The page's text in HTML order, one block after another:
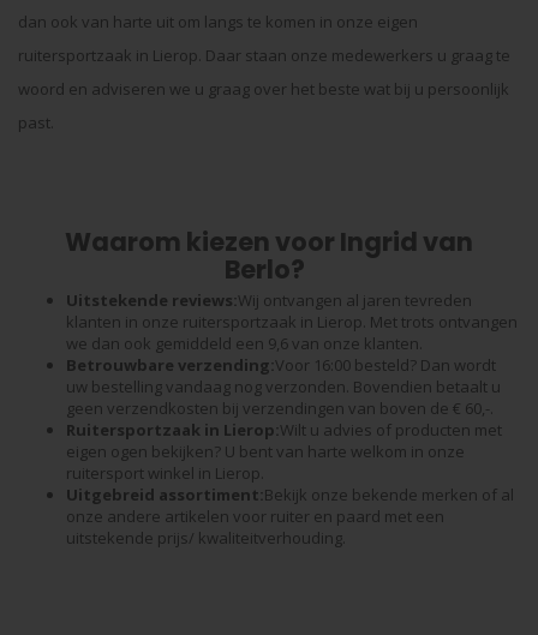
dan ook van harte uit om langs te komen in onze eigen
ruitersportzaak in Lierop. Daar staan onze medewerkers u graag te
woord en adviseren we u graag over het beste wat bij u persoonlijk
past.
Waarom kiezen voor Ingrid van
Berlo?
Uitstekende reviews:Wij ontvangen al jaren tevreden
klanten in onze ruitersportzaak in Lierop. Met trots ontvangen
we dan ook gemiddeld een 9,6 van onze klanten.
Betrouwbare verzending:Voor 16:00 besteld? Dan wordt
uw bestelling vandaag nog verzonden. Bovendien betaalt u
geen verzendkosten bij verzendingen van boven de € 60,-.
Ruitersportzaak in Lierop:Wilt u advies of producten met
eigen ogen bekijken? U bent van harte welkom in onze
ruitersport winkel in Lierop.
Uitgebreid assortiment:Bekijk onze bekende merken of al
onze andere artikelen voor ruiter en paard met een
uitstekende prijs/ kwaliteitverhouding.